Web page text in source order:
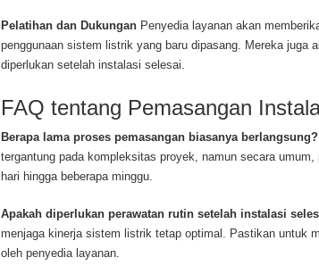
Pelatihan dan DukunganPenyedia layanan akan
penggunaan sistem listrik yang baru dipasang. Mereka juga
diperlukan setelah instalasi selesai.
FAQ tentang Pemasangan
Berapa lama proses pemasangan biasanya berlangsung?
tergantung pada kompleksitas proyek, namun secara
hari hingga beberapa minggu.
Apakah diperlukan perawatan rutin setelah instalasi
menjaga kinerja sistem listrik tetap optimal. Pastikan untuk
oleh penyedia layanan.